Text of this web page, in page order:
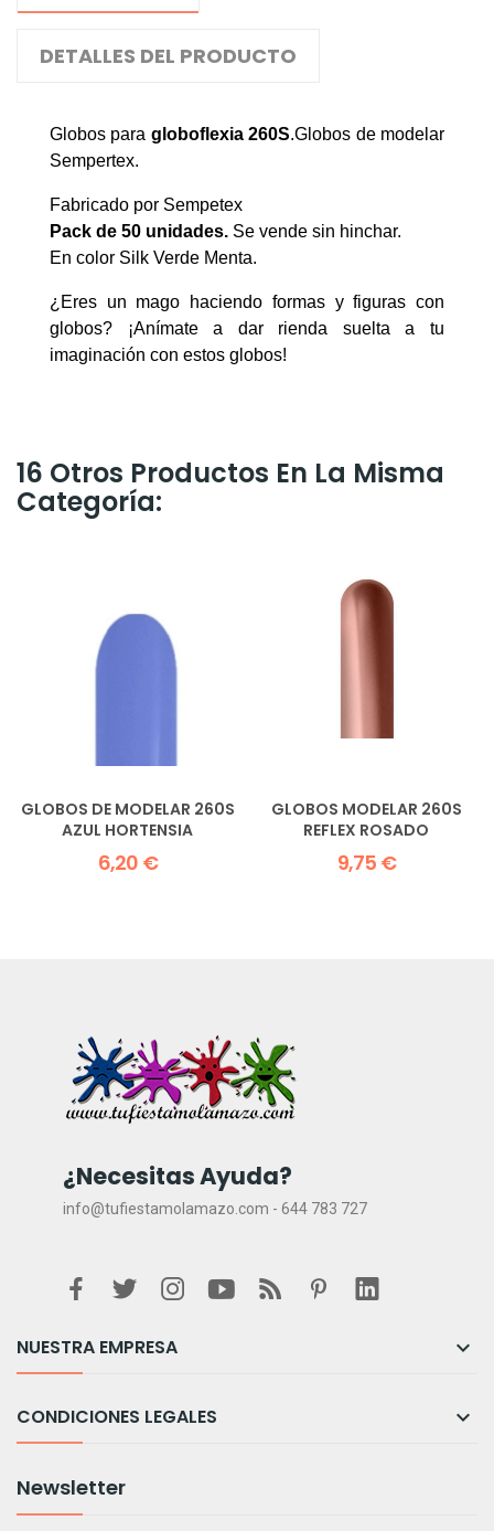
DETALLES DEL PRODUCTO
Globos para globoflexia 260S.Globos de modelar
Sempertex.
Fabricado por Sempetex
Pack de 50 unidades. Se vende sin hinchar.
En color Silk Verde Menta.
¿Eres un mago haciendo formas y figuras con
globos? ¡Anímate a dar rienda suelta a tu
imaginación con estos globos!
16 Otros Productos En La Misma
Categoría:
GLOBOS DE MODELAR 260S
AZUL HORTENSIA
6,20 €
GLOBOS MODELAR 260S
REFLEX ROSADO
9,75 €
¿Necesitas Ayuda?
info@tufiestamolamazo.com - 644 783 727
NUESTRA EMPRESA 
CONDICIONES LEGALES 
Newsletter